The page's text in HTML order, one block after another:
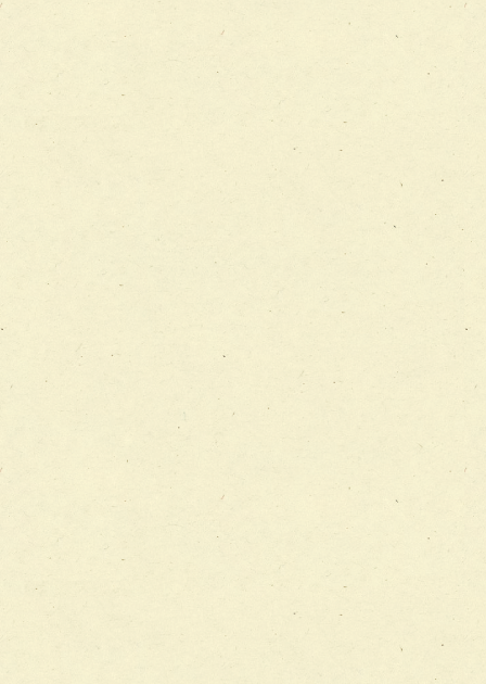
チーム13【非がんに対する緩和ケアチーム】